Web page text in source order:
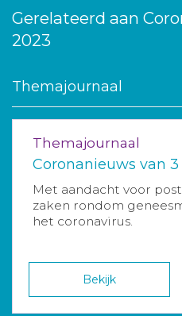
Gerelateerd aan
2023
Themajournaal
Themajournaal
Coronanieuws van
Met aandacht voor
zaken rondom
het coronavirus.
Bekijk